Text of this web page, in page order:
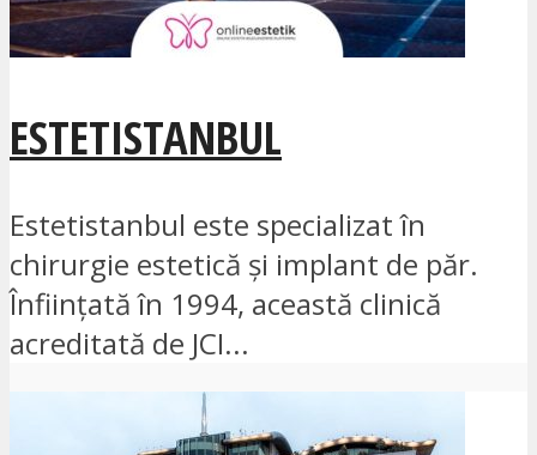
ESTETISTANBUL
Estetistanbul este specializat în
chirurgie estetică și implant de păr.
Înființată în 1994, această clinică
acreditată de JCI...